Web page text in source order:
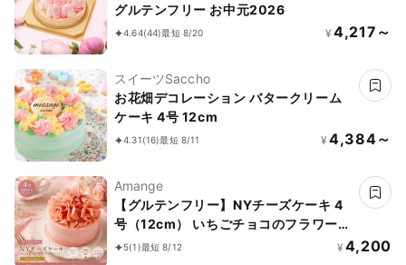
グルテンフリー お中元2026
4.64(44)最短 8/20 ¥ 4,217～
スイーツSaccho
お花畑デコレーション バタークリーム
ケーキ 4号 12cm
4.31(16)最短 8/11 ¥ 4,384～
Amange
【グルテンフリー】NYチーズケーキ 4
号（12cm） いちごチョコのフラワーデ
コレーション｜当店人気No.1
5(1)最短 8/12 ¥ 4,200